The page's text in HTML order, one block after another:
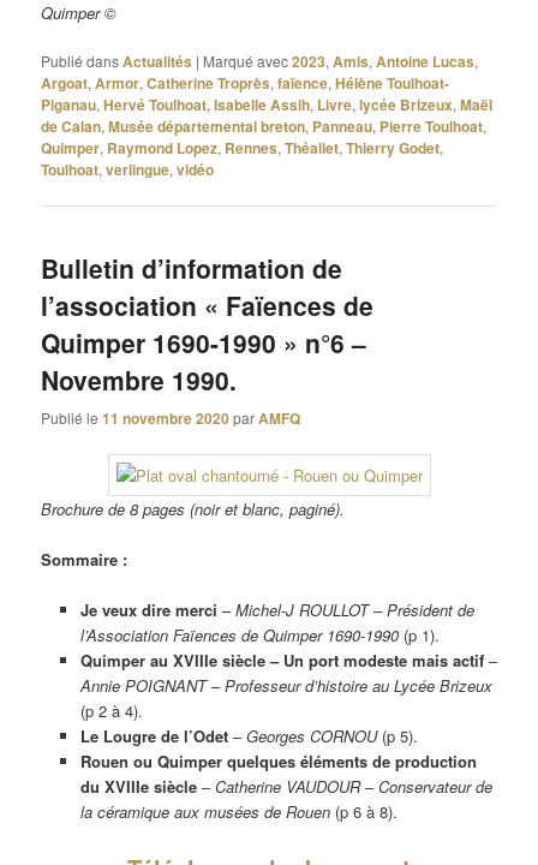
Quimper ©
Publié dansActualités | Marqué avec2023,Amis,Antoine Lucas,
Argoat,Armor,Catherine Troprès,faïence,Hélène Toulhoat-
Piganau,Hervé Toulhoat,Isabelle Assih, Livre,lycée Brizeux,Maël
de Calan,Musée départemental breton, Panneau, Pierre Toulhoat,
Quimper, Raymond Lopez, Rennes,Théallet,Thierry Godet,
Toulhoat,verlingue,vidéo
Bulletin d’information de
l’association « Faïences de
Quimper 1690-1990 » n°6 –
Novembre 1990.
Publié le11 novembre 2020parAMFQ
Brochure de 8 pages (noir et blanc, paginé).
Sommaire :
Je veux dire merci –Michel-J ROULLOT – Président de
l’Association Faïences de Quimper 1690-1990 (p 1).
Quimper au XVIIIe siècle – Un port modeste mais actif–
Annie POIGNANT – Professeur d’histoire au Lycée Brizeux
(p 2 à 4).
Le Lougre de l’Odet–Georges CORNOU(p 5).
Rouen ou Quimper quelques éléments de production
du XVIIIe siècle–Catherine VAUDOUR – Conservateur de
la céramique aux musées de Rouen(p 6 à 8).